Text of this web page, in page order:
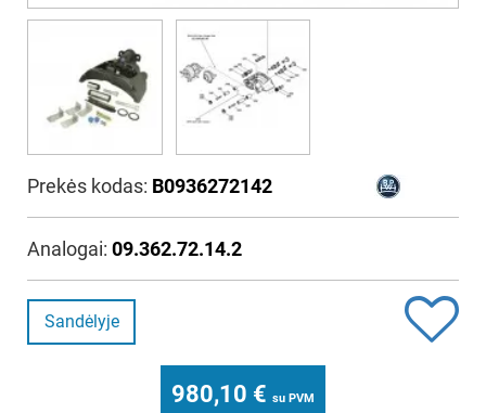
Prekės kodas: B0936272142
Analogai: 09.362.72.14.2
Sandėlyje
980,10 € su PVM